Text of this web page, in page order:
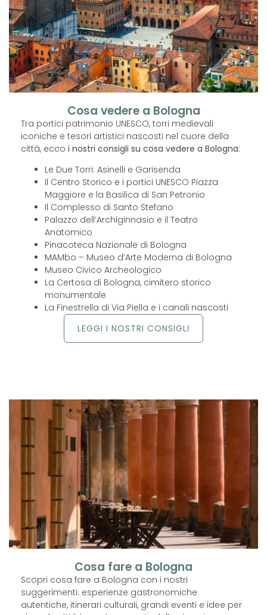
Cosa vedere a Bologna
Tra portici patrimonio UNESCO, torri medievali
iconiche e tesori artistici nascosti nel cuore della
città, ecco i nostri consigli su cosa vedere a Bologna:
Le Due Torri: Asinelli e Garisenda
Il Centro Storico e i portici UNESCO Piazza
Maggiore e la Basilica di San Petronio
Il Complesso di Santo Stefano
Palazzo dell’Archiginnasio e il Teatro
Anatomico
Pinacoteca Nazionale di Bologna
MAMbo – Museo d’Arte Moderna di Bologna
Museo Civico Archeologico
La Certosa di Bologna, cimitero storico
monumentale
La Finestrella di Via Piella e i canali nascosti
LEGGI I NOSTRI CONSIGLI
Cosa fare a Bologna
Scopri cosa fare a Bologna con i nostri
suggerimenti: esperienze gastronomiche
autentiche, itinerari culturali, grandi eventi e idee per